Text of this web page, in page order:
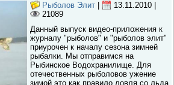
Рыболов Элит 13.11.2010
21089
Данный выпуск видео-приложения к
журналу "рыболов" и "рыболов элит"
приурочен к началу сезона зимней
рыбалки. Мы отправимся на
Рыбинское Водохранилище. Для
отечественных рыболовов ужение
зимой это как правило ловля со льда.